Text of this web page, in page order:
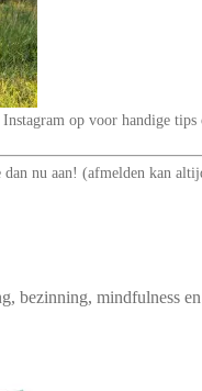
op voor handige
nu aan! (afmelden kan
bezinning, mindfulness